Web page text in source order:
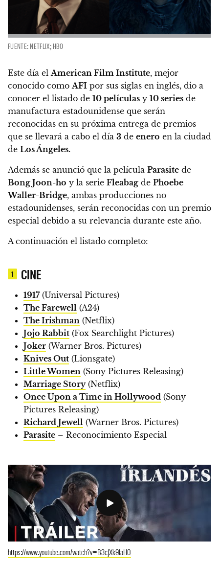
FUENTE: NETFLIX; HBO
Este día el American Film Institute, mejor
conocido como AFI por sus siglas en inglés, dio a
conocer el listado de 10 películas y 10 series de
manufactura estadounidense que serán
reconocidas en su próxima entrega de premios
que se llevará a cabo el día 3 de enero en la ciudad
de Los Ángeles.
Además se anunció que la película Parasite de
Bong Joon-ho y la serie Fleabag de Phoebe
Waller-Bridge, ambas producciones no
estadounidenses, serán reconocidas con un premio
especial debido a su relevancia durante este año.
A continuación el listado completo:
1 CINE
1917(Universal Pictures)
The Farewell (A24)
The Irishman (Netflix)
Jojo Rabbit (Fox Searchlight Pictures)
Joker (Warner Bros. Pictures)
Knives Out (Lionsgate)
Little Women (Sony Pictures Releasing)
Marriage Story(Netflix)
Once Upon a Time in Hollywood (Sony
Pictures Releasing)
Richard Jewell (Warner Bros. Pictures)
Parasite – Reconocimiento Especial
https://www.youtube.com/watch?v=B3cJXk9IaH0